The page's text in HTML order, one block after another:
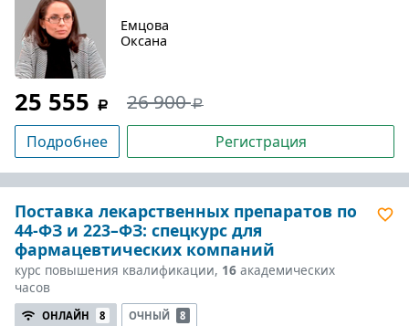
Емцова
Оксана
25 555 26 900
Подробнее Регистрация
Поставка лекарственных препаратов по
44-ФЗ и 223–ФЗ: спецкурс для
фармацевтических компаний
курс повышения квалификации, 16 академических
часов
ОНЛАЙН 8 ОЧНЫЙ 8